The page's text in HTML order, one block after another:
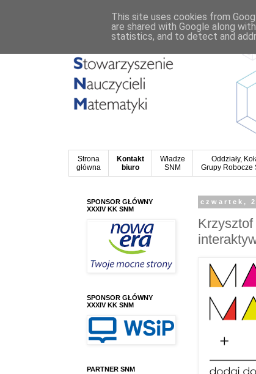
Strona
główna
Kontakt
biuro
Władze
SNM
Oddziały,
Grupy Robocze
czwartek,
SPONSOR GŁÓWNY
XXXIV KK SNM
SPONSOR GŁÓWNY
XXXIV KK SNM
PARTNER SNM
This site uses cookies from
are shared with Google along
statistics, and to detect and